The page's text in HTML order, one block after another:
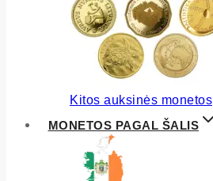
Kitos auksinės monetos
MONETOS PAGAL ŠALIS